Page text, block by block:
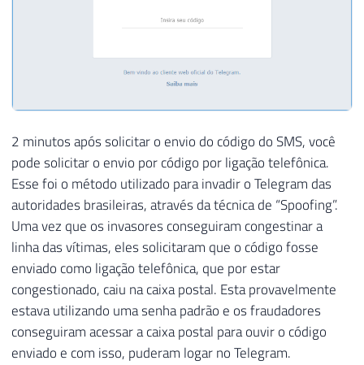
2 minutos após solicitar o envio do código do SMS, você
pode solicitar o envio por código por ligação telefônica.
Esse foi o método utilizado para invadir o Telegram das
autoridades brasileiras, através da técnica de “Spoofing”.
Uma vez que os invasores conseguiram congestinar a
linha das vítimas, eles solicitaram que o código fosse
enviado como ligação telefônica, que por estar
congestionado, caiu na caixa postal. Esta provavelmente
estava utilizando uma senha padrão e os fraudadores
conseguiram acessar a caixa postal para ouvir o código
enviado e com isso, puderam logar no Telegram.